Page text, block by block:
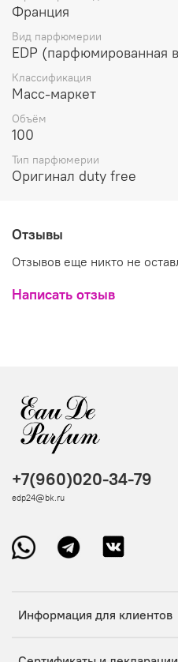
внутри лагуны в Венеции.
Франция
Вид парфюмерии
EDP (парфюмированная
Классификация
Масс-маркет
Объём
100
Тип парфюмерии
Оригинал duty free
Отзывы
Отзывов еще никто не
Написать отзыв
Информация для клиентов
+7(960)020-34-79
edp24@bk.ru